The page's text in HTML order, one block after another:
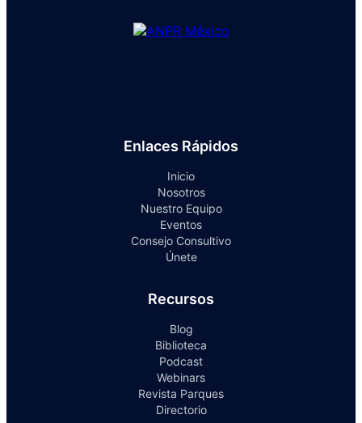
Enlaces Rápidos
Inicio
Nosotros
Nuestro Equipo
Eventos
Consejo Consultivo
Únete
Recursos
Blog
Biblioteca
Podcast
Webinars
Revista Parques
Directorio